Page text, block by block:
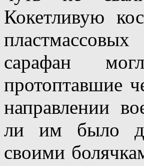
Кокетливую
сарафан
протоптавшие
направлении
ли им было
своими